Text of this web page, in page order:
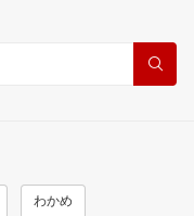
わかめ